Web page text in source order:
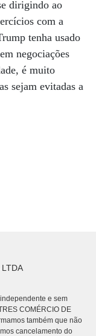
dirigindo ao
com a
tenha usado
negociações
é muito
sejam evitadas a
e sem
COMÉRCIO DE
também que não
cancelamento do